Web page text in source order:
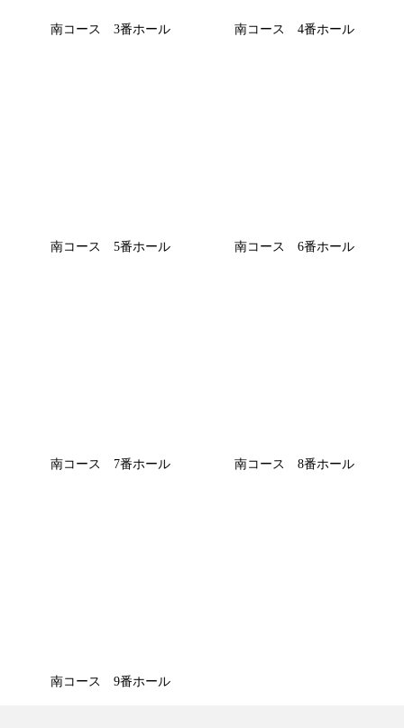
南コース 3番ホール 南コース 4番ホール
南コース 5番ホール 南コース 6番ホール
南コース 7番ホール 南コース 8番ホール
南コース 9番ホール